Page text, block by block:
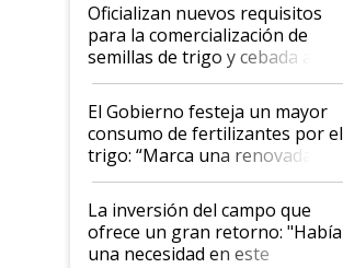
Oficializan nuevos requisitos
para la comercialización de
semillas de trigo y cebada a
granel
El Gobierno festeja un mayor
consumo de fertilizantes por el
trigo: “Marca una renovada
confianza de los productores”
La inversión del campo que
ofrece un gran retorno: "Había
una necesidad en este